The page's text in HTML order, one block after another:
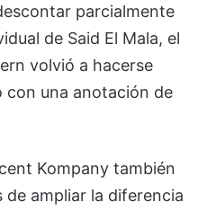
parcialmente
de Said El Mala, el
volvió a hacerse
con una anotación de
Kompany también
ampliar la diferencia